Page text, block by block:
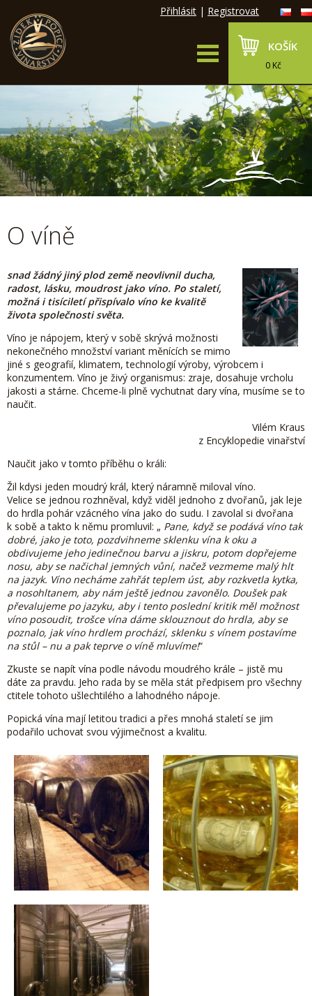
Přihlásit | Registrovat
KOŠÍK
0 Kč
O víně
snad žádný jiný plod země neovlivnil ducha,
radost, lásku, moudrost jako víno. Po staletí,
možná i tisíciletí přispívalo víno ke kvalitě
života společnosti světa.
Víno je nápojem, který v sobě skrývá možnosti
nekonečného množství variant měnících se mimo
jiné s geografií, klimatem, technologií výroby, výrobcem i
konzumentem. Víno je živý organismus: zraje, dosahuje vrcholu
jakosti a stárne. Chceme-li plně vychutnat dary vína, musíme se to
naučit.
Vilém Kraus
z Encyklopedie vinařství
Naučit jako v tomto příběhu o králi:
Žil kdysi jeden moudrý král, který náramně miloval víno.
Velice se jednou rozhněval, když viděl jednoho z dvořanů, jak leje
do hrdla pohár vzácného vína jako do sudu. I zavolal si dvořana
k sobě a takto k němu promluvil: „ Pane, když se podává víno tak
dobré, jako je toto, pozdvihneme sklenku vína k oku a
obdivujeme jeho jedinečnou barvu a jiskru, potom dopřejeme
nosu, aby se načichal jemných vůní, načež vezmeme malý hlt
na jazyk. Víno necháme zahřát teplem úst, aby rozkvetla kytka,
a nosohltanem, aby nám ještě jednou zavonělo. Doušek pak
převalujeme po jazyku, aby i tento poslední kritik měl možnost
víno posoudit, trošce vína dáme sklouznout do hrdla, aby se
poznalo, jak víno hrdlem prochází, sklenku s vínem postavíme
na stůl – nu a pak teprve o víně mluvíme!“
Zkuste se napít vína podle návodu moudrého krále – jistě mu
dáte za pravdu. Jeho rada by se měla stát předpisem pro všechny
ctitele tohoto ušlechtilého a lahodného nápoje.
Popická vína mají letitou tradici a přes mnohá staletí se jim
podařilo uchovat svou výjimečnost a kvalitu.